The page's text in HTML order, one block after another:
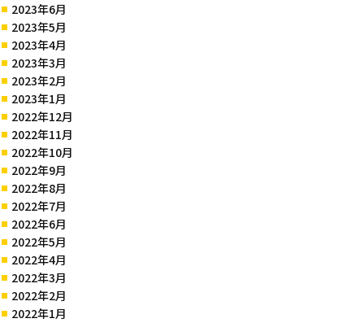
2023年6月
2023年5月
2023年4月
2023年3月
2023年2月
2023年1月
2022年12月
2022年11月
2022年10月
2022年9月
2022年8月
2022年7月
2022年6月
2022年5月
2022年4月
2022年3月
2022年2月
2022年1月